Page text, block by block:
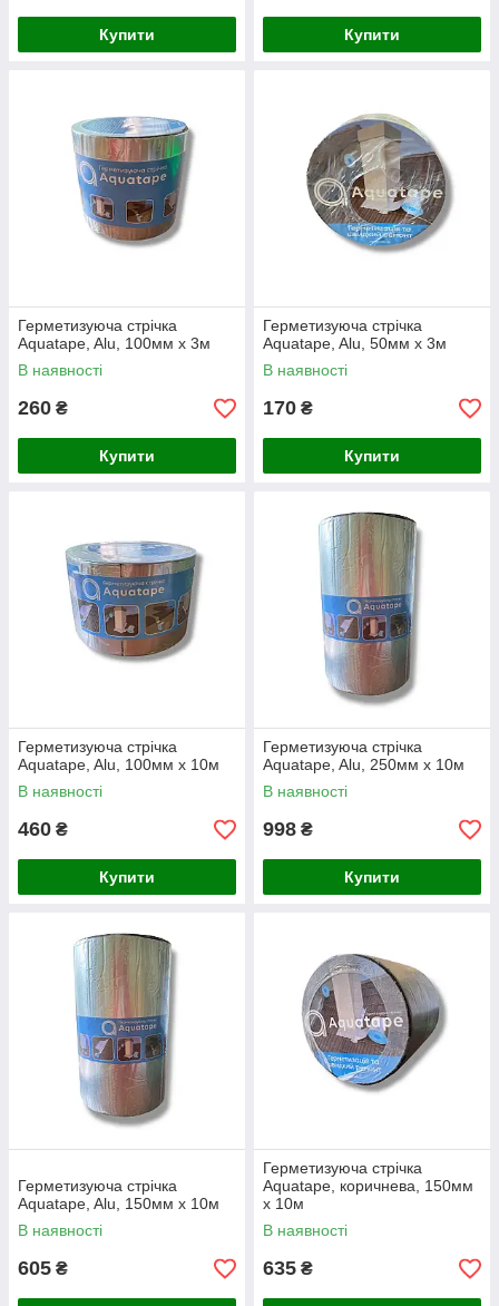
Купити Купити
Герметизуюча стрічка
Aquatape, Alu, 100мм x 3м
В наявності
260 ₴
Купити
Герметизуюча стрічка
Aquatape, Alu, 50мм x 3м
В наявності
170 ₴
Купити
Герметизуюча стрічка
Aquatape, Alu, 100мм x 10м
В наявності
460 ₴
Купити
Герметизуюча стрічка
Aquatape, Alu, 250мм x 10м
В наявності
998 ₴
Купити
Герметизуюча стрічка
Aquatape, Alu, 150мм x 10м
В наявності
605 ₴
Герметизуюча стрічка
Aquatape, коричнева, 150мм
x 10м
В наявності
635 ₴